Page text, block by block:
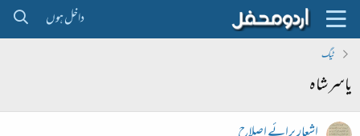
داخل ہوں
ٹیگ
یاسر شاہ